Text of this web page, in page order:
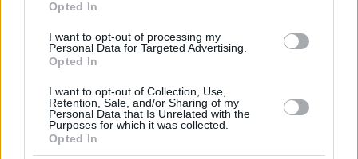
Opted In
I want to opt-out of processing my
Personal Data for Targeted Advertising.
Opted In
I want to opt-out of Collection, Use,
Retention, Sale, and/or Sharing of my
Personal Data that Is Unrelated with the
Purposes for which it was collected.
Opted In
5 látványos hálószobai megoldás,
amelyet később könnyű megbánni
TOVÁBBIAK BETÖLTÉSE